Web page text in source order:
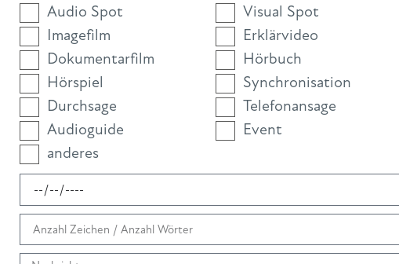
Audio Spot
Visual Spot
Imagefilm
Erklärvideo
Dokumentarfilm
Hörbuch
Hörspiel
Synchronisation
Durchsage
Telefonansage
Audioguide
Event
anderes